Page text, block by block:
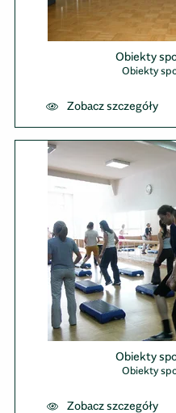
Obiekty
Obiekty
Zobacz szczegóły
Obiekty
Obiekty
Zobacz szczegóły